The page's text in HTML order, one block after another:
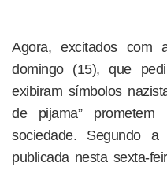
Agora, excitados com
domingo (15), que
exibiram símbolos
de pijama”
sociedade. Segundo
publicada nesta sexta-